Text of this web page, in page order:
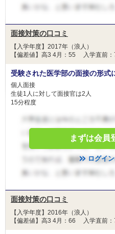
面接対策の口コミ
【入学年度】2017年（浪人）
【偏差値】高3 4月：55 入学直前：
受験された医学部の面接の形式
個人面接
生徒1人に対して面接官は2人
15分程度
まずは会員
ログイ
面接対策の口コミ
【入学年度】2016年（浪人）
【偏差値】高3 4月：66 入学直前：